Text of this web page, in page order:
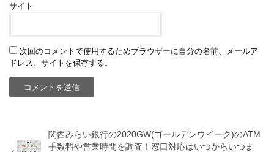
サイト
次回のコメントで使用するためブラウザーに自分の名前、メールア
ドレス、サイトを保存する。
関西みらい銀行の2020GW(ゴールデンウイーク)のATM
手数料や営業時間を調査！窓口対応はいつからいつま